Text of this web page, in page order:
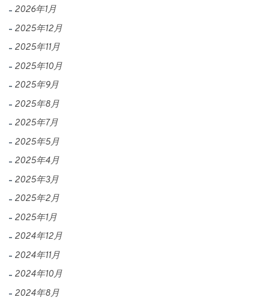
2026年1月
2025年12月
2025年11月
2025年10月
2025年9月
2025年8月
2025年7月
2025年5月
2025年4月
2025年3月
2025年2月
2025年1月
2024年12月
2024年11月
2024年10月
2024年8月